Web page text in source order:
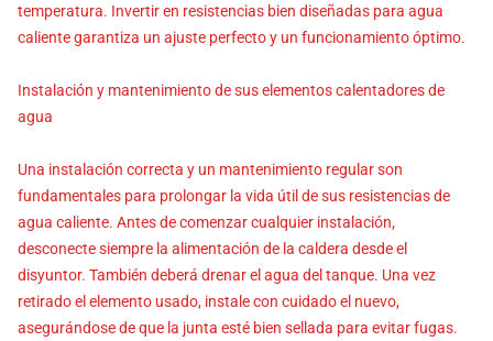
temperatura. Invertir en resistencias bien diseñadas para agua
caliente garantiza un ajuste perfecto y un funcionamiento óptimo.
Instalación y mantenimiento de sus elementos calentadores de
agua
Una instalación correcta y un mantenimiento regular son
fundamentales para prolongar la vida útil de sus resistencias de
agua caliente. Antes de comenzar cualquier instalación,
desconecte siempre la alimentación de la caldera desde el
disyuntor. También deberá drenar el agua del tanque. Una vez
retirado el elemento usado, instale con cuidado el nuevo,
asegurándose de que la junta esté bien sellada para evitar fugas.